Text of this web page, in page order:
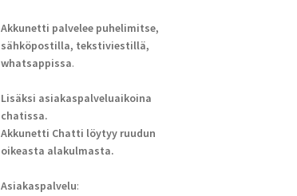
Akkunetti palvelee puhelimitse,
sähköpostilla, tekstiviestillä,
whatsappissa.
Lisäksi asiakaspalveluaikoina
chatissa.
Akkunetti Chatti löytyy ruudun
oikeasta alakulmasta.
Asiakaspalvelu: